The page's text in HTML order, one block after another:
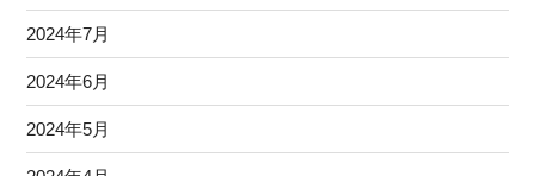
2024年7月
2024年6月
2024年5月